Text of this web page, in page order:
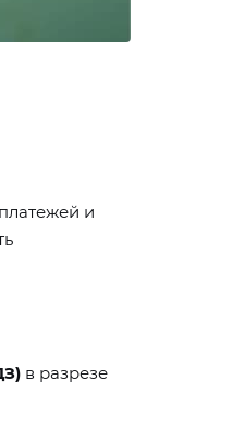
и
в разрезе